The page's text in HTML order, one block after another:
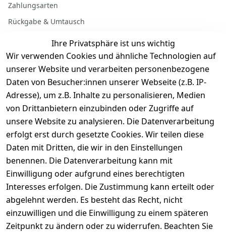
Ihre Privatsphäre ist uns wichtig
Wir verwenden Cookies und ähnliche Technologien auf
unserer Website und verarbeiten personenbezogene
Daten von Besucher:innen unserer Webseite (z.B. IP-
Adresse), um z.B. Inhalte zu personalisieren, Medien
von Drittanbietern einzubinden oder Zugriffe auf
unsere Website zu analysieren. Die Datenverarbeitung
erfolgt erst durch gesetzte Cookies. Wir teilen diese
Daten mit Dritten, die wir in den Einstellungen
benennen. Die Datenverarbeitung kann mit
Einwilligung oder aufgrund eines berechtigten
Interesses erfolgen. Die Zustimmung kann erteilt oder
abgelehnt werden. Es besteht das Recht, nicht
einzuwilligen und die Einwilligung zu einem späteren
Zeitpunkt zu ändern oder zu widerrufen. Beachten Sie
Zahlungsarten
Rückgabe & Umtausch
Batterieentsorgung
Gerät verkaufen
Dein altes Gerät ist bares Geld wert. Festpreis in
wenigen Minuten, kostenfrei einsenden, Auszahlung
aufs Konto.
Gerät verkaufen
Sichere Zahlungsarten